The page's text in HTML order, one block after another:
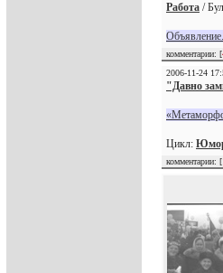
Работа /
комментарии: [
2006-11-24
"Давно
Цикл:
комментарии: [